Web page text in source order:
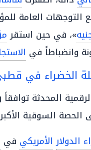
التوجهات العامة
»، في حين استقر
وانضباطاً في
الخضراء في
المحدثة توافقاً
السوقية
الدولار الأمريكي في